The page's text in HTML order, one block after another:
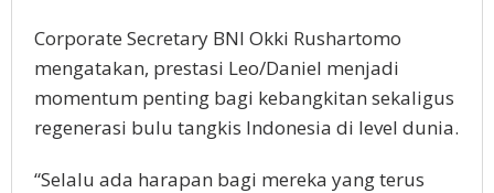
Corporate Secretary BNI Okki Rushartomo
mengatakan, prestasi Leo/Daniel menjadi
momentum penting bagi kebangkitan sekaligus
regenerasi bulu tangkis Indonesia di level dunia.
“Selalu ada harapan bagi mereka yang terus